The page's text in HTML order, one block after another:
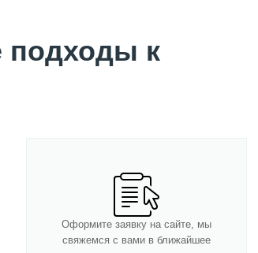
к
Оформите заявку на сайте, мы
свяжемся с вами в ближайшее